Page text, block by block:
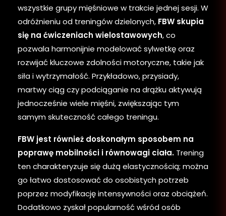
wszystkie grupy mięśniowe w trakcie jednej sesji. W
odróżnieniu od treningów dzielonych, FBW skupia
się na ćwiczeniach wielostawowych, co
pozwala harmonijnie modelować sylwetkę oraz
rozwijać kluczowe zdolności motoryczne, takie jak
siła i wytrzymałość. Przykładowo, przysiady,
martwy ciąg czy podciąganie na drążku aktywują
jednocześnie wiele mięśni, zwiększając tym
samym skuteczność całego treningu.
FBW jest również doskonałym sposobem na
poprawę mobilności i równowagi ciała. Trening
ten charakteryzuje się dużą elastycznością; można
go łatwo dostosować do osobistych potrzeb
poprzez modyfikację intensywności oraz obciążeń.
Dodatkowo zyskał popularność wśród osób